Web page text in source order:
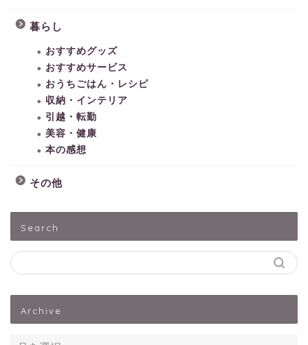
暮らし
おすすめグッズ
おすすめサービス
おうちごはん・レシピ
収納・インテリア
引越・転勤
美容・健康
本の感想
その他
Search
Archive
出産・子育て